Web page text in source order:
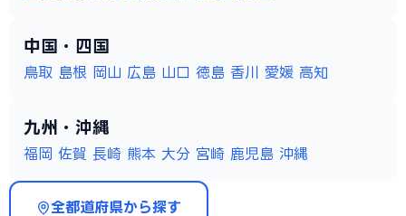
中国・四国
鳥取 島根 岡山 広島 山口 徳島 香川 愛媛 高知
九州・沖縄
福岡 佐賀 長崎 熊本 大分 宮崎 鹿児島 沖縄
全都道府県から探す